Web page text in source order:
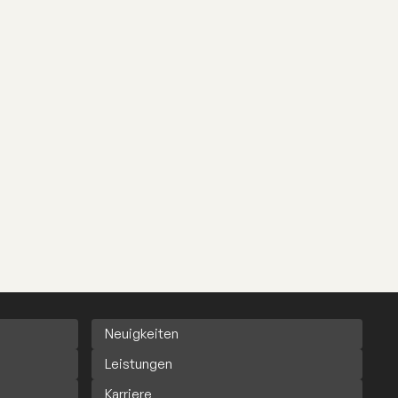
Neuigkeiten
Leistungen
Karriere